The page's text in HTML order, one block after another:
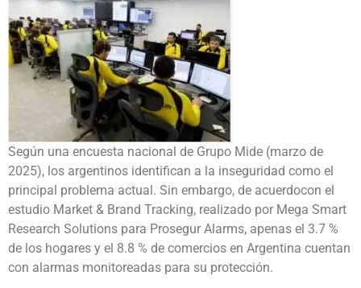
Según una encuesta nacional de Grupo Mide (marzo de
2025), los argentinos identifican a la inseguridad como el
principal problema actual. Sin embargo, de acuerdocon el
estudio Market & Brand Tracking, realizado por Mega Smart
Research Solutions para Prosegur Alarms, apenas el 3.7 %
de los hogares y el 8.8 % de comercios en Argentina cuentan
con alarmas monitoreadas para su protección.